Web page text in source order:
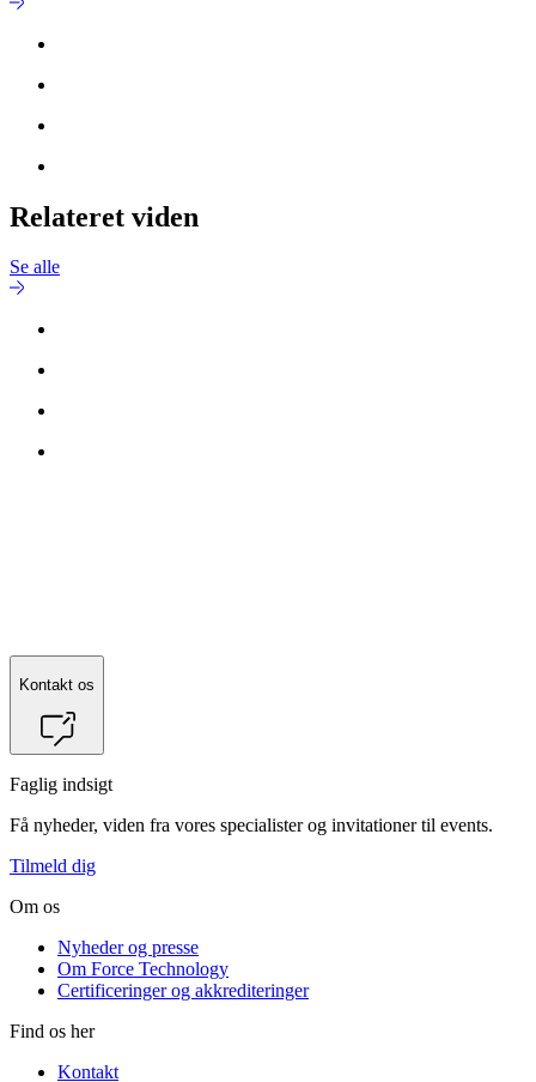
Relateret viden
Se alle
Kontakt os
Faglig indsigt
Få nyheder, viden fra vores specialister og invitationer til events.
Tilmeld dig
Om os
Nyheder og presse
Om Force Technology
Certificeringer og akkrediteringer
Find os her
Kontakt